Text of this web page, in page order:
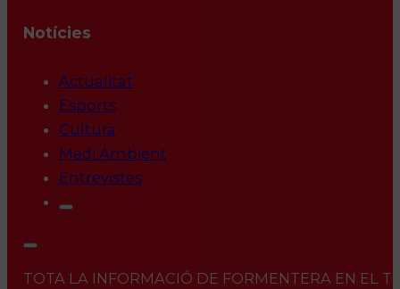
Notícies
Actualitat
Esports
Cultura
Medi Ambient
Entrevistes
TOTA LA INFORMACIÓ DE FORMENTERA EN EL